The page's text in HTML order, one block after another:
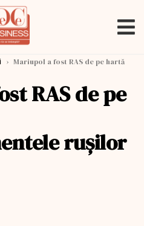
› Mariupol a fost RAS de pe hartă
RAS de pe
ruşilor